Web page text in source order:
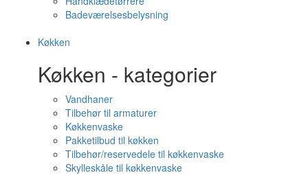
Badeværelsesbelysning
Køkken
Køkken - kategorier
Vandhaner
Tilbehør til armaturer
Køkkenvaske
Pakketilbud til køkken
Tilbehør/reservedele til køkkenvaske
Skylleskåle til køkkenvaske